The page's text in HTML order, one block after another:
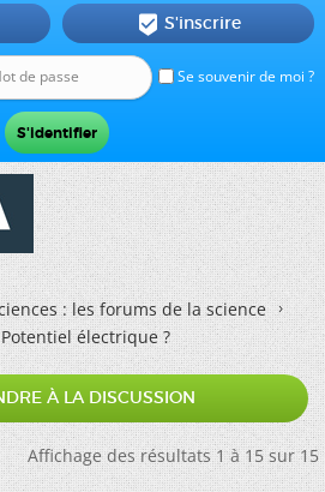
Se souvenir de moi ?
 S'inscrire
: les forums de la science
Potentiel électrique ?
À LA DISCUSSION
Affichage des résultats 1 à 15 sur 15